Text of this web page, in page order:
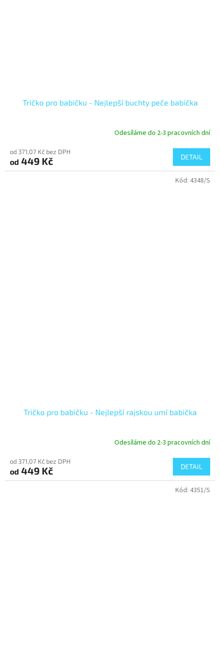
Tričko pro babičku - Nejlepší buchty peče babička
Odesíláme do 2-3 pracovních dní
od 371,07 Kč bez DPH
od 449 Kč DETAIL
Tričko pro babičku - Nejlepší rajskou umí babička
Odesíláme do 2-3 pracovních dní
od 371,07 Kč bez DPH
od 449 Kč DETAIL
Kód: 4348/S
Kód: 4351/S